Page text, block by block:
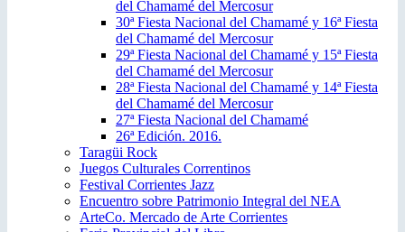
del Chamamé del Mercosur
30ª Fiesta Nacional del Chamamé y 16ª Fiesta
del Chamamé del Mercosur
29ª Fiesta Nacional del Chamamé y 15ª Fiesta
del Chamamé del Mercosur
28ª Fiesta Nacional del Chamamé y 14ª Fiesta
del Chamamé del Mercosur
27ª Fiesta Nacional del Chamamé
26ª Edición. 2016.
Taragüi Rock
Juegos Culturales Correntinos
Festival Corrientes Jazz
Encuentro sobre Patrimonio Integral del NEA
ArteCo. Mercado de Arte Corrientes